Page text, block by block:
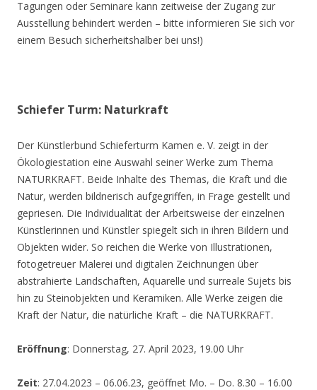
Tagungen oder Seminare kann zeitweise der Zugang zur
Ausstellung behindert werden – bitte informieren Sie sich vor
einem Besuch sicherheitshalber bei uns!)
Schiefer Turm: Naturkraft
Der Künstlerbund Schieferturm Kamen e. V. zeigt in der
Ökologiestation eine Auswahl seiner Werke zum Thema
NATURKRAFT. Beide Inhalte des Themas, die Kraft und die
Natur, werden bildnerisch aufgegriffen, in Frage gestellt und
gepriesen. Die Individualität der Arbeitsweise der einzelnen
Künstlerinnen und Künstler spiegelt sich in ihren Bildern und
Objekten wider. So reichen die Werke von Illustrationen,
fotogetreuer Malerei und digitalen Zeichnungen über
abstrahierte Landschaften, Aquarelle und surreale Sujets bis
hin zu Steinobjekten und Keramiken. Alle Werke zeigen die
Kraft der Natur, die natürliche Kraft – die NATURKRAFT.
Eröffnung: Donnerstag, 27. April 2023, 19.00 Uhr
Zeit: 27.04.2023 – 06.06.23, geöffnet Mo. – Do. 8.30 – 16.00